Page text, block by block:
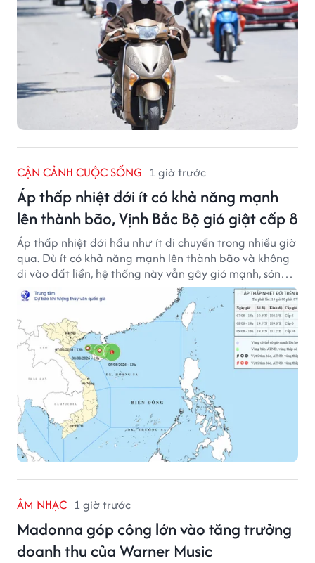
CẬN CẢNH CUỘC SỐNG 1 giờ trước
Áp thấp nhiệt đới ít có khả năng mạnh
lên thành bão, Vịnh Bắc Bộ gió giật cấp 8
Áp thấp nhiệt đới hầu như ít di chuyển trong nhiều giờ
qua. Dù ít có khả năng mạnh lên thành bão và không
đi vào đất liền, hệ thống này vẫn gây gió mạnh, sóng
lớn trên nhiều vùng biển.
ÂM NHẠC 1 giờ trước
Madonna góp công lớn vào tăng trưởng
doanh thu của Warner Music